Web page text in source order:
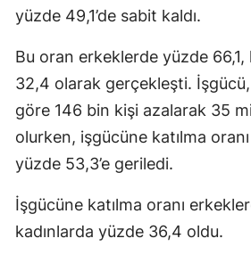
yüzde 49,1’de sabit kaldı.
Bu oran erkeklerde yüzde 66,1,
32,4 olarak gerçekleşti.
göre 146 bin kişi azalarak 35
olurken, işgücüne katılma
yüzde 53,3’e geriledi.
İşgücüne katılma oranı
kadınlarda yüzde 36,4 oldu.